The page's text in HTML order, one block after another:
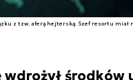
z tzw. aferą hejterską. Szef resortu
środków